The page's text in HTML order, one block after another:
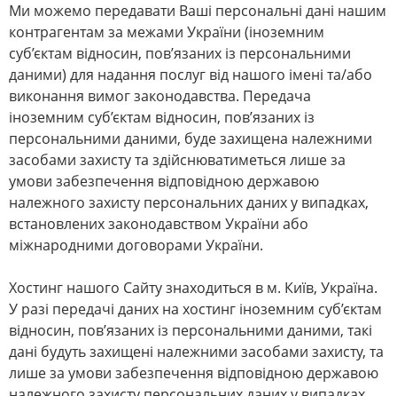
Ми можемо передавати Ваші персональні дані нашим
контрагентам за межами України (іноземним
суб’єктам відносин, пов’язаних із персональними
даними) для надання послуг від нашого імені та/або
виконання вимог законодавства. Передача
іноземним суб’єктам відносин, пов’язаних із
персональними даними, буде захищена належними
засобами захисту та здійснюватиметься лише за
умови забезпечення відповідною державою
належного захисту персональних даних у випадках,
встановлених законодавством України або
міжнародними договорами України.
Хостинг нашого Сайту знаходиться в м. Київ, Україна.
У разі передачі даних на хостинг іноземним суб’єктам
відносин, пов’язаних із персональними даними, такі
дані будуть захищені належними засобами захисту, та
лише за умови забезпечення відповідною державою